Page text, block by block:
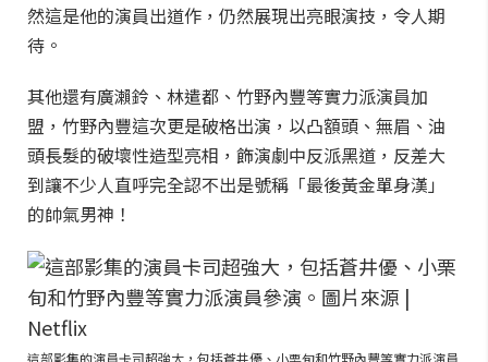
然這是他的演員出道作，仍然展現出亮眼演技，令人期
待。
其他還有廣瀨鈴、林遣都、竹野內豐等實力派演員加
盟，竹野內豐這次更是破格出演，以凸額頭、無眉、油
頭長髮的破壞性造型亮相，飾演劇中反派黑道，反差大
到讓不少人直呼完全認不出是號稱「最後黃金單身漢」
的帥氣男神！
這部影集的演員卡司超強大，包括蒼井優、小栗旬和竹野內豐等實力派演員